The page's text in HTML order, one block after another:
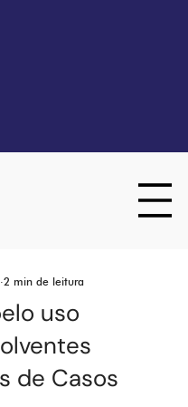
Tec
uso
de Casos
2 min de leitura